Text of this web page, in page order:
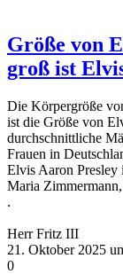
Größe von
groß ist
Die Körpergröße
ist die Größe von
durchschnittliche
Frauen in
Elvis Aaron Presley
Maria
.
Herr Fritz III
21. Oktober 2025
0